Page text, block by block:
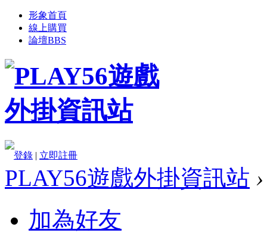
形象首頁
線上購買
論壇BBS
登錄 | 立即註冊
PLAY56遊戲外掛資訊站 ›
加為好友